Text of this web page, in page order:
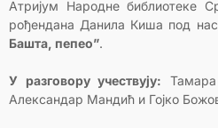
Атријум Народне библиотеке
рођендана Данила Киша под
Башта, пепео”.
У разговору учествују:
Александар Мандић и Гојко